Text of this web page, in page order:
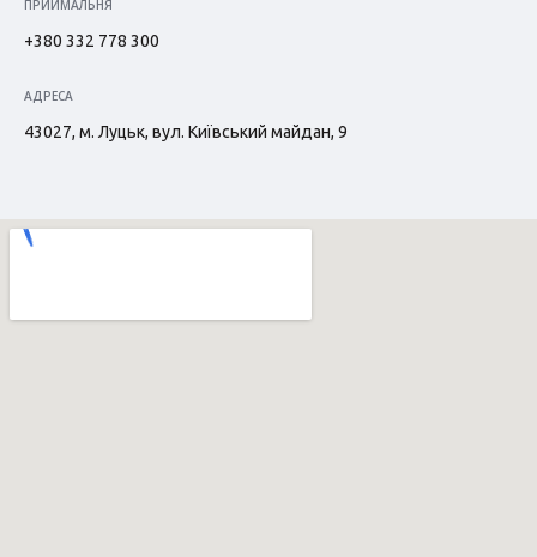
ПРИЙМАЛЬНЯ
+380 332 778 300
АДРЕСА
43027, м. Луцьк, вул. Київський майдан, 9